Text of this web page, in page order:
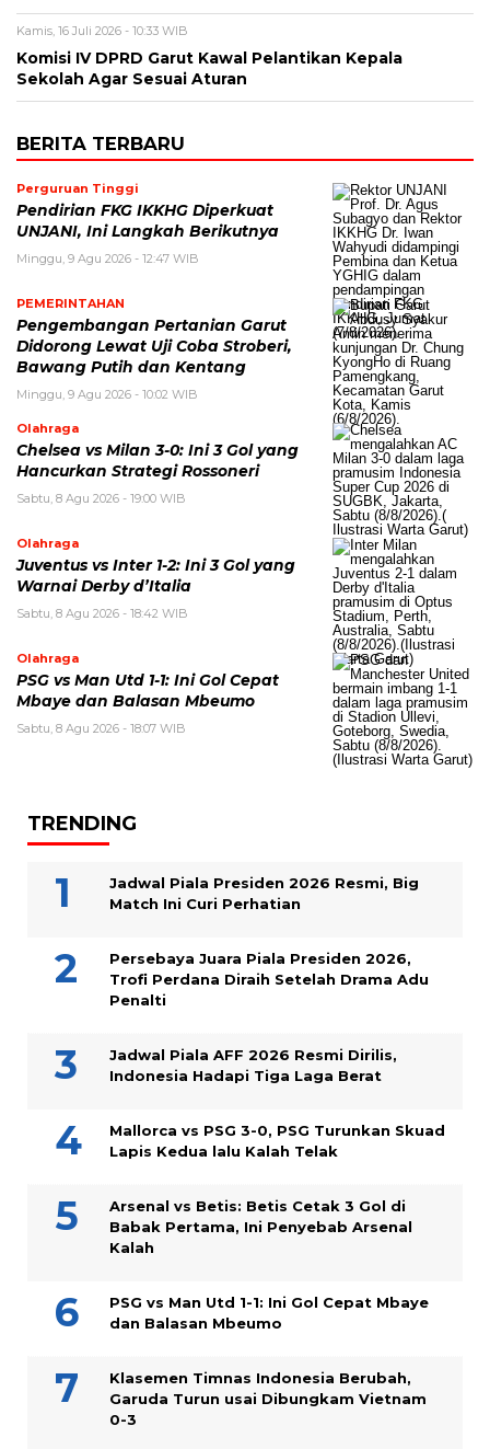
Kamis, 16 Juli 2026 - 10:33 WIB
Komisi IV DPRD Garut Kawal Pelantikan Kepala
Sekolah Agar Sesuai Aturan
BERITA TERBARU
Perguruan Tinggi
Pendirian FKG IKKHG Diperkuat
UNJANI, Ini Langkah Berikutnya
Minggu, 9 Agu 2026 - 12:47 WIB
PEMERINTAHAN
Pengembangan Pertanian Garut
Didorong Lewat Uji Coba Stroberi,
Bawang Putih dan Kentang
Minggu, 9 Agu 2026 - 10:02 WIB
Olahraga
Chelsea vs Milan 3-0: Ini 3 Gol yang
Hancurkan Strategi Rossoneri
Sabtu, 8 Agu 2026 - 19:00 WIB
Olahraga
Juventus vs Inter 1-2: Ini 3 Gol yang
Warnai Derby d’Italia
Sabtu, 8 Agu 2026 - 18:42 WIB
Olahraga
PSG vs Man Utd 1-1: Ini Gol Cepat
Mbaye dan Balasan Mbeumo
Sabtu, 8 Agu 2026 - 18:07 WIB
TRENDING
Jadwal Piala Presiden 2026 Resmi, Big
Match Ini Curi Perhatian
Persebaya Juara Piala Presiden 2026,
Trofi Perdana Diraih Setelah Drama Adu
Penalti
Jadwal Piala AFF 2026 Resmi Dirilis,
Indonesia Hadapi Tiga Laga Berat
Mallorca vs PSG 3-0, PSG Turunkan Skuad
Lapis Kedua lalu Kalah Telak
Arsenal vs Betis: Betis Cetak 3 Gol di
Babak Pertama, Ini Penyebab Arsenal
Kalah
PSG vs Man Utd 1-1: Ini Gol Cepat Mbaye
dan Balasan Mbeumo
Klasemen Timnas Indonesia Berubah,
Garuda Turun usai Dibungkam Vietnam
0-3